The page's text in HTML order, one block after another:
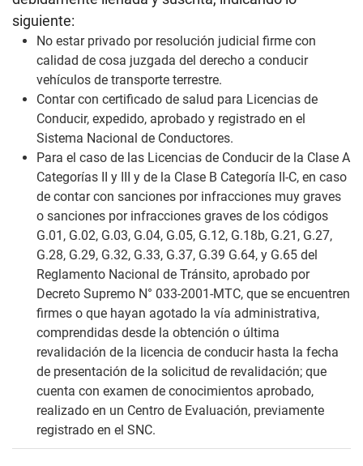
siguiente:
No estar privado por resolución judicial firme con
calidad de cosa juzgada del derecho a conducir
vehículos de transporte terrestre.
Contar con certificado de salud para Licencias de
Conducir, expedido, aprobado y registrado en el
Sistema Nacional de Conductores.
Para el caso de las Licencias de Conducir de la Clase A
Categorías II y III y de la Clase B Categoría II-C, en caso
de contar con sanciones por infracciones muy graves
o sanciones por infracciones graves de los códigos
G.01, G.02, G.03, G.04, G.05, G.12, G.18b, G.21, G.27,
G.28, G.29, G.32, G.33, G.37, G.39 G.64, y G.65 del
Reglamento Nacional de Tránsito, aprobado por
Decreto Supremo N° 033-2001-MTC, que se encuentren
firmes o que hayan agotado la vía administrativa,
comprendidas desde la obtención o última
revalidación de la licencia de conducir hasta la fecha
de presentación de la solicitud de revalidación; que
cuenta con examen de conocimientos aprobado,
realizado en un Centro de Evaluación, previamente
registrado en el SNC.